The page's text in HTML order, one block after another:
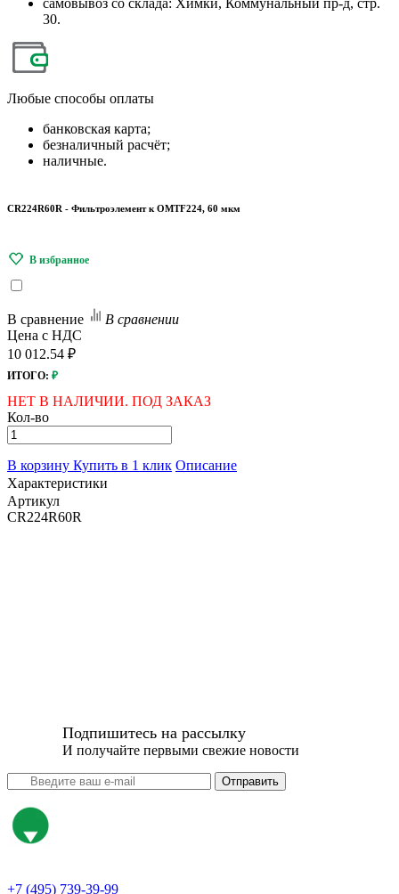
самовывоз со склада: Химки, Коммунальный пр-д, стр.
30.
Любые способы оплаты
банковская карта;
безналичный расчёт;
наличные.
CR224R60R - Фильтроэлемент к OMTF224, 60 мкм
В сравнение
В сравнении
Цена с НДС
10 012.54 ₽
ИТОГО: ₽
НЕТ В НАЛИЧИИ. ПОД ЗАКАЗ
Кол-во
В корзину Купить в 1 клик Описание
Характеристики
Артикул
CR224R60R
Подпишитесь на рассылку
И получайте первыми свежие новости
Отправить
+7 (495) 739-39-99